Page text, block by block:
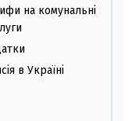
на комунальні
в Україні